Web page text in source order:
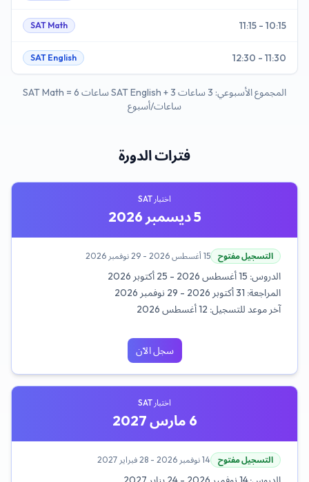
10:15 - 11:15
SAT Math
11:30 - 12:30
SAT English
المجموع الأسبوعي: 3 ساعات SAT English + 3 ساعات SAT Math = 6
ساعات/أسبوع
فترات الدورة
اختبار SAT
5 ديسمبر 2026
التسجيل مفتوح 15 أغسطس 2026 - 29 نوفمبر 2026
الدروس: 15 أغسطس 2026 - 25 أكتوبر 2026
المراجعة: 31 أكتوبر 2026 - 29 نوفمبر 2026
آخر موعد للتسجيل: 12 أغسطس 2026
سجل الآن
اختبار SAT
6 مارس 2027
التسجيل مفتوح 14 نوفمبر 2026 - 28 فبراير 2027